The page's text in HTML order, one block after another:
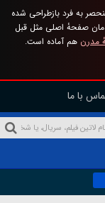
به فرد بازطراحی شده
صفحهٔ اصلی مثل قبل
مدرن هم آماده است.
با ما